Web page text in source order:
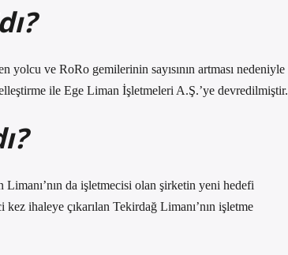
yolcu ve RoRo gemilerinin sayısının artması nedeniyle
ile Ege Liman İşletmeleri A.Ş.’ye devredilmiştir.
da işletmecisi olan şirketin yeni hedefi
ihaleye çıkarılan Tekirdağ Limanı’nın işletme